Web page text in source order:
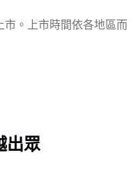
，
內
您的需求量身打
造。
。上市時間依各地區而
出眾